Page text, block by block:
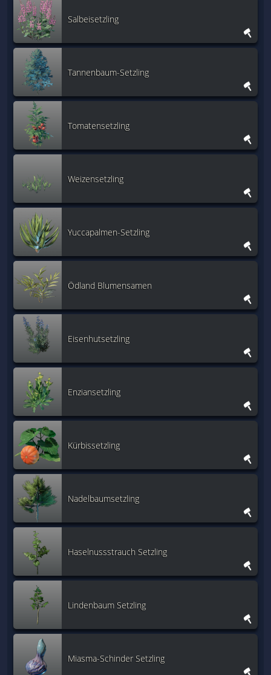
Salbeisetzling
Tannenbaum-Setzling
Tomatensetzling
Weizensetzling
Yuccapalmen-Setzling
Ödland Blumensamen
Eisenhutsetzling
Enziansetzling
Kürbissetzling
Nadelbaumsetzling
Haselnussstrauch Setzling
Lindenbaum Setzling
Miasma-Schinder Setzling